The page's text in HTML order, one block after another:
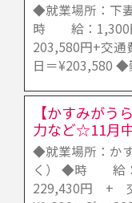
◆就業場所：下
時 給：1,300
203,580円+交
日＝¥203,580 ◆
【かすみがう
力など☆11月
◆就業場所：か
く） ◆時 給：
229,430円 + 交